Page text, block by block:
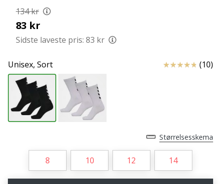
SQD
håndboldsko
Oplev
de
tekniske
opdateringer
og
find
er…
134 kr
83 kr
Sidste laveste pris: 83 kr
Unisex, Sort Anmeldelser
(10)
Størrelsesskema
8 10 12 14